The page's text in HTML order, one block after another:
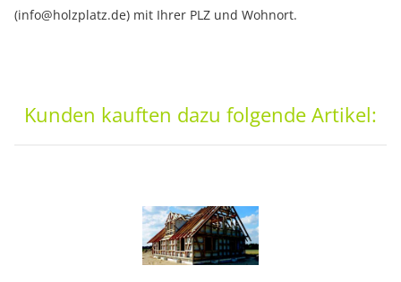
(info@holzplatz.de) mit Ihrer PLZ und Wohnort.
Kunden kauften dazu folgende Artikel: